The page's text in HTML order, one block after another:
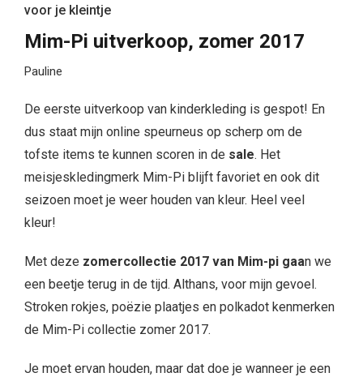
voor je kleintje
Mim-Pi uitverkoop, zomer 2017
Pauline
De eerste uitverkoop van kinderkleding is gespot! En
dus staat mijn online speurneus op scherp om de
tofste items te kunnen scoren in de sale. Het
meisjeskledingmerk Mim-Pi blijft favoriet en ook dit
seizoen moet je weer houden van kleur. Heel veel
kleur!
Met deze zomercollectie 2017 van Mim-pi gaan we
een beetje terug in de tijd. Althans, voor mijn gevoel.
Stroken rokjes, poëzie plaatjes en polkadot kenmerken
de Mim-Pi collectie zomer 2017.
Je moet ervan houden, maar dat doe je wanneer je een